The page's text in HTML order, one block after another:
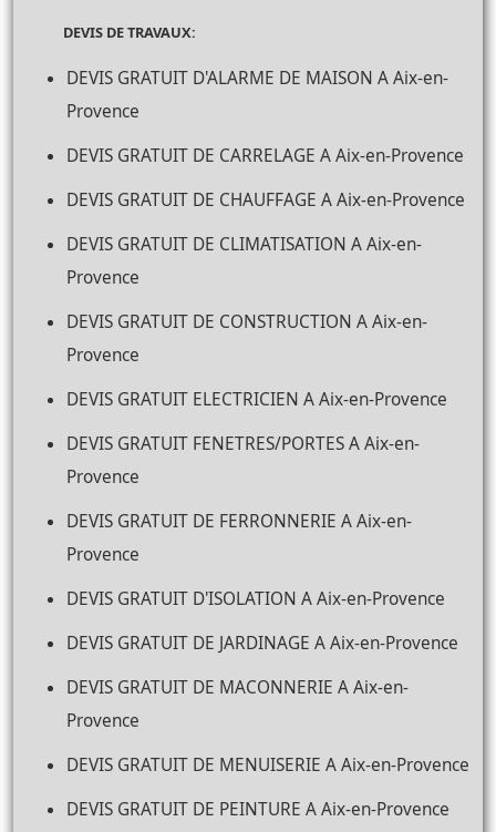
DEVIS DE TRAVAUX:
DEVIS GRATUIT D'ALARME DE MAISON A Aix-en-
Provence
DEVIS GRATUIT DE CARRELAGE A Aix-en-Provence
DEVIS GRATUIT DE CHAUFFAGE A Aix-en-Provence
DEVIS GRATUIT DE CLIMATISATION A Aix-en-
Provence
DEVIS GRATUIT DE CONSTRUCTION A Aix-en-
Provence
DEVIS GRATUIT ELECTRICIEN A Aix-en-Provence
DEVIS GRATUIT FENETRES/PORTES A Aix-en-
Provence
DEVIS GRATUIT DE FERRONNERIE A Aix-en-
Provence
DEVIS GRATUIT D'ISOLATION A Aix-en-Provence
DEVIS GRATUIT DE JARDINAGE A Aix-en-Provence
DEVIS GRATUIT DE MACONNERIE A Aix-en-
Provence
DEVIS GRATUIT DE MENUISERIE A Aix-en-Provence
DEVIS GRATUIT DE PEINTURE A Aix-en-Provence